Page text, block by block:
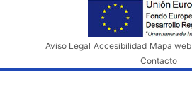
Aviso Legal Accesibilidad Mapa web
Contacto